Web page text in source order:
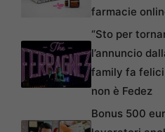
farmacie
“Sto per
l’annuncio
family fa felici
non è Fedez
Bonus 500